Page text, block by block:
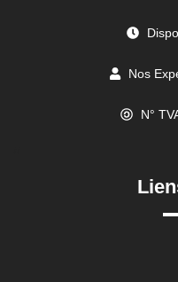
Nos
N°